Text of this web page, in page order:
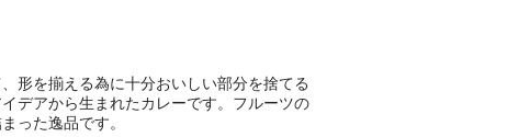
形を揃える為に十分おいしい部分を捨てる
デアから生まれたカレーです。フルーツの
った逸品です。